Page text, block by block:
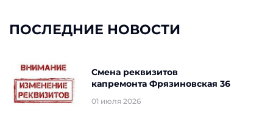
ПОСЛЕДНИЕ НОВОСТИ
Смена реквизитов
капремонта Фрязиновская 36
01 июля 2026